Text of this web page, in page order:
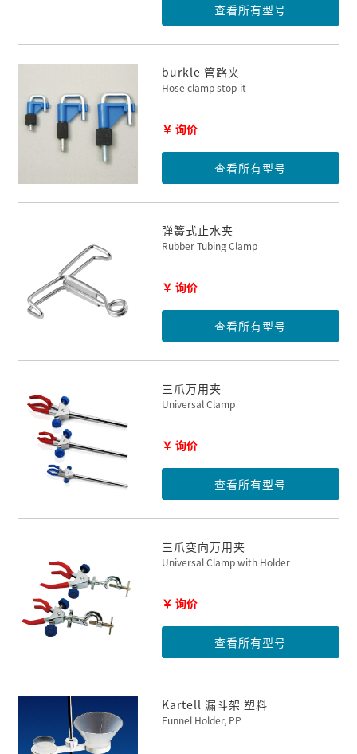
查看所有型号
burkle 管路夹
Hose clamp stop-it
￥ 询价
查看所有型号
弹簧式止水夹
Rubber Tubing Clamp
￥ 询价
查看所有型号
三爪万用夹
Universal Clamp
￥ 询价
查看所有型号
三爪变向万用夹
Universal Clamp with Holder
￥ 询价
查看所有型号
Kartell 漏斗架 塑料
Funnel Holder, PP